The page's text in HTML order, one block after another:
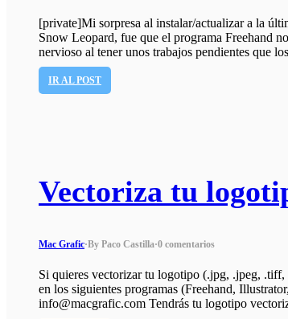
[private]Mi sorpresa al instalar/actualizar a la
Snow Leopard, fue que el programa Freehand
nervioso al tener unos trabajos pendientes que
IR AL POST
Vectoriza tu
Mac Grafic·By Paco Castilla·0 comentarios
Si quieres vectorizar tu logotipo (.jpg, .jpeg,
en los siguientes programas (Freehand,
info@macgrafic.com Tendrás tu logotipo